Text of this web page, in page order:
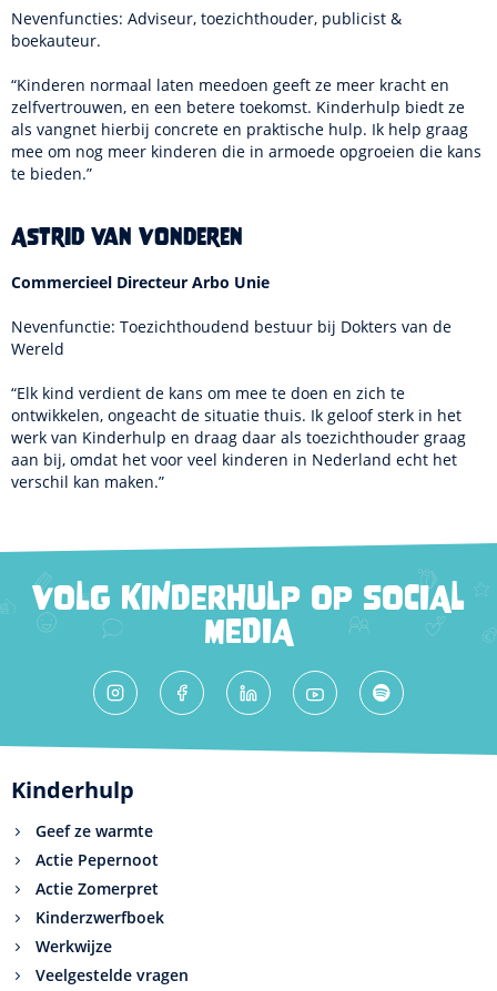
Nevenfuncties: Adviseur, toezichthouder, publicist &
boekauteur.
“Kinderen normaal laten meedoen geeft ze meer kracht en
zelfvertrouwen, en een betere toekomst. Kinderhulp biedt ze
als vangnet hierbij concrete en praktische hulp. Ik help graag
mee om nog meer kinderen die in armoede opgroeien die kans
te bieden.”
Astrid van Vonderen
Commercieel Directeur Arbo Unie
Nevenfunctie: Toezichthoudend bestuur bij Dokters van de
Wereld
“Elk kind verdient de kans om mee te doen en zich te
ontwikkelen, ongeacht de situatie thuis. Ik geloof sterk in het
werk van Kinderhulp en draag daar als toezichthouder graag
aan bij, omdat het voor veel kinderen in Nederland echt het
verschil kan maken.”
VOLG KINDERHULP OP SOCIAL
MEDIA
Kinderhulp
Geef ze warmte
Actie Pepernoot
Actie Zomerpret
Kinderzwerfboek
Werkwijze
Veelgestelde vragen